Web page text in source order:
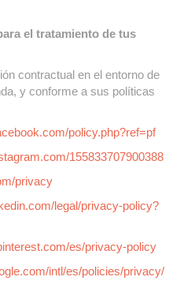
el tratamiento de tus
contractual en el entorno de
y conforme a sus políticas
policy.php?ref=pf
155833707900388
privacy
legal/privacy-policy?
es/privacy-policy
intl/es/policies/privacy/